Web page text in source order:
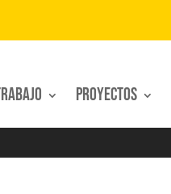
Proyectos